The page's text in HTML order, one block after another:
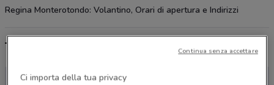
Regina Monterotondo: Volantino, Orari di apertura e Indirizzi
Tutte le offerte del catalogo Regina
Ci importa della tua privacy
Continua senza accettare